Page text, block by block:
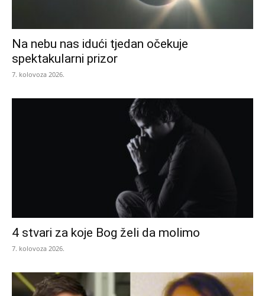
Na nebu nas idući tjedan očekuje
spektakularni prizor
7. kolovoza 2026.
4 stvari za koje Bog želi da molimo
7. kolovoza 2026.